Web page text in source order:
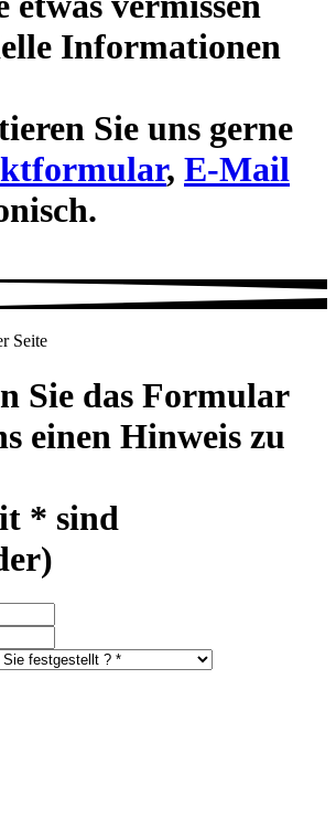
Informationen
Sie uns gerne
, E-Mail
Seite
Sie das Formular
einen Hinweis zu
* sind